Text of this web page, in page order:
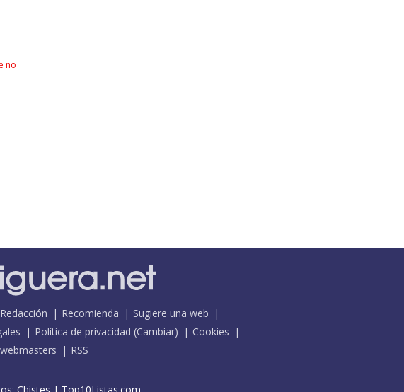
no
Redacción Recomienda
Sugiere una web
Política de privacidad (Cambiar)
Cookies
RSS